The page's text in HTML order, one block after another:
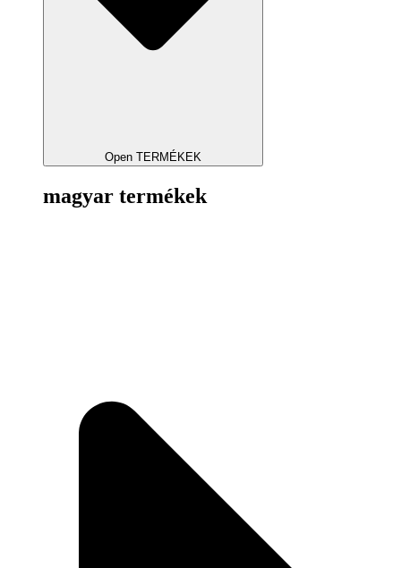
Open TERMÉKEK
magyar termékek